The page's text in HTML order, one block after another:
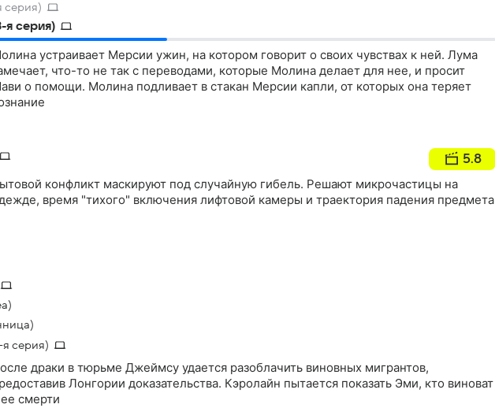
серия)
я серия)
устраивает Мерсии ужин, на котором говорит о своих чувствах к ней. Лума
что-то не так с переводами, которые Молина делает для нее, и просит
о помощи. Молина подливает в стакан Мерсии капли, от которых она теряет
5.8
конфликт маскируют под случайную гибель. Решают микрочастицы на
время "тихого" включения лифтовой камеры и траектория падения предмета
серия)
драки в тюрьме Джеймсу удается разоблачить виновных мигрантов,
Лонгории доказательства. Кэролайн пытается показать Эми, кто виноват
смерти